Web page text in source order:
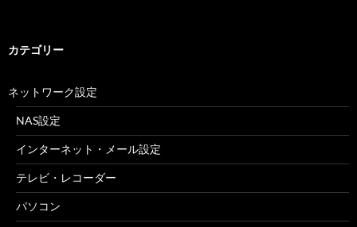
カテゴリー
ネットワーク設定
NAS設定
インターネット・メール設定
テレビ・レコーダー
パソコン